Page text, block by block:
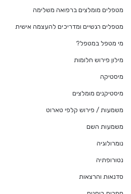
מטפלים מומלצים ברפואה משלימה
מטפלים רגשיים ומדריכים להעצמה אישית
מי מטפל במטפל?
מילון פירוש חלומות
מיסטיקה
מיסטיקנים מומלצים
משמעות / פירוש קלפי טארוט
משמעות השם
נומרולוגיה
נטורופתיה
סדנאות והרצאות